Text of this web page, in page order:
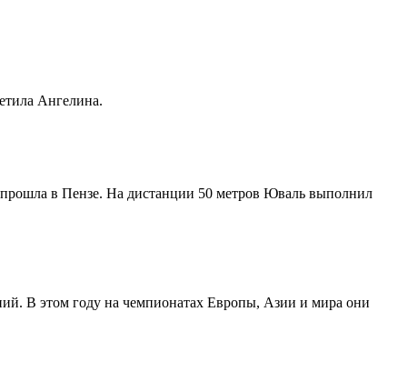
Ангелина.
в Пензе. На дистанции 50 метров Юваль выполнил
В этом году на чемпионатах Европы, Азии и мира они